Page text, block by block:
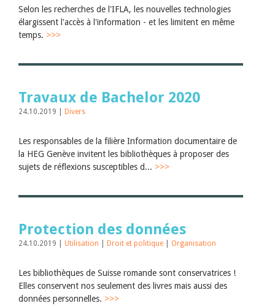
Selon les recherches de l'IFLA, les nouvelles technologies
élargissent l'accès à l'information - et les limitent en même
temps. >>>
Travaux de Bachelor 2020
24.10.2019 | Divers
Les responsables de la filière Information documentaire de
la HEG Genève invitent les bibliothèques à proposer des
sujets de réflexions susceptibles d... >>>
Protection des données
24.10.2019 | Utilisation Droit et politique Organisation
Les bibliothèques de Suisse romande sont conservatrices !
Elles conservent nos seulement des livres mais aussi des
données personnelles. >>>